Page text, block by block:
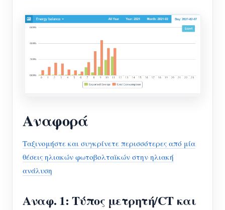
Αναφορά
Ταξινομήστε και συγκρίνετε περισσότερες από μία
θέσεις ηλιακών φωτοβολταϊκών στην ηλιακή
ανάλυση
Αναφ. 1: Τύπος μετρητή/CT και